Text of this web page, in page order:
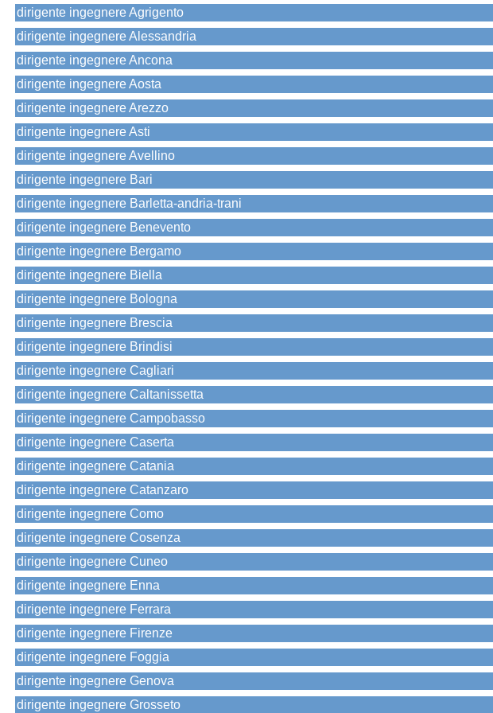
dirigente ingegnere Agrigento
dirigente ingegnere Alessandria
dirigente ingegnere Ancona
dirigente ingegnere Aosta
dirigente ingegnere Arezzo
dirigente ingegnere Asti
dirigente ingegnere Avellino
dirigente ingegnere Bari
dirigente ingegnere Barletta-andria-trani
dirigente ingegnere Benevento
dirigente ingegnere Bergamo
dirigente ingegnere Biella
dirigente ingegnere Bologna
dirigente ingegnere Brescia
dirigente ingegnere Brindisi
dirigente ingegnere Cagliari
dirigente ingegnere Caltanissetta
dirigente ingegnere Campobasso
dirigente ingegnere Caserta
dirigente ingegnere Catania
dirigente ingegnere Catanzaro
dirigente ingegnere Como
dirigente ingegnere Cosenza
dirigente ingegnere Cuneo
dirigente ingegnere Enna
dirigente ingegnere Ferrara
dirigente ingegnere Firenze
dirigente ingegnere Foggia
dirigente ingegnere Genova
dirigente ingegnere Grosseto